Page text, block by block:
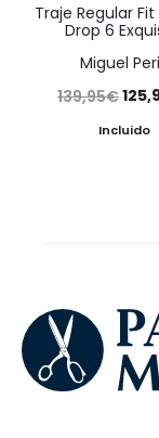
Traje Regular
Drop 6
Miguel
139,95€El
Incluido